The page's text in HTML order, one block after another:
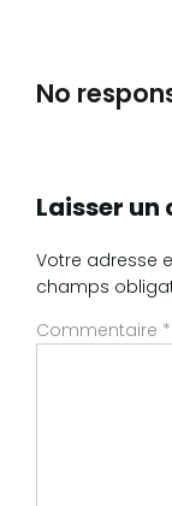
No
Laisser
Votre adresse
champs
Commentaire *